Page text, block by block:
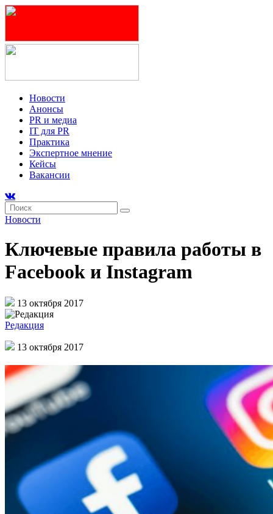
Новости
Анонсы
PR и медиа
IT для PR
Практика
Экспертное мнение
Кейсы
Вакансии
Новости
Ключевые правила работы в
Facebook и Instagram
13 октября 2017
Редакция
13 октября 2017